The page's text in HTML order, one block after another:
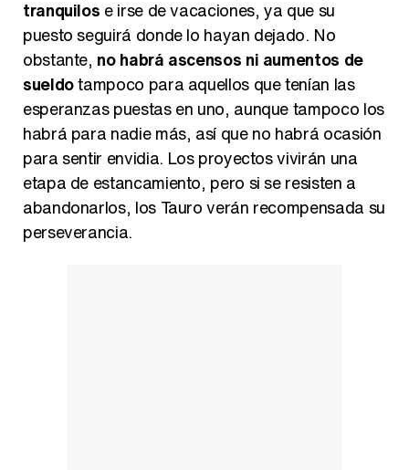
tranquilos e irse de vacaciones, ya que su
puesto seguirá donde lo hayan dejado. No
obstante, no habrá ascensos ni aumentos de
sueldotampoco para aquellos que tenían las
esperanzas puestas en uno, aunque tampoco los
habrá para nadie más, así que no habrá ocasión
para sentir envidia. Los proyectos vivirán una
etapa de estancamiento, pero si se resisten a
abandonarlos, los Tauro verán recompensada su
perseverancia.